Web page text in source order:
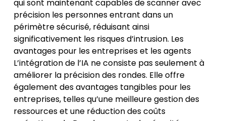
qui sont maintenant capables de scanner avec
précision les personnes entrant dans un
périmètre sécurisé, réduisant ainsi
significativement les risques d’intrusion. Les
avantages pour les entreprises et les agents
L’intégration de l’IA ne consiste pas seulement à
améliorer la précision des rondes. Elle offre
également des avantages tangibles pour les
entreprises, telles qu’une meilleure gestion des
ressources et une réduction des coûts